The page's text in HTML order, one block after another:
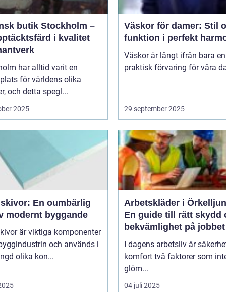
butik Stockholm –
i kvalitet
har alltid varit en
för världens olika
och detta spegl...
2025
Väskor för damer: Stil
funktion i perfekt
Väskor är långt ifrån bara en
praktisk förvaring för våra
29 september 2025
En oumbärlig
modernt byggande
är viktiga komponenter
och används i
olika kon...
Arbetskläder i
En guide till rätt skydd
bekvämlighet på jobbet
I dagens arbetsliv är
komfort två faktorer som
glöm...
04 juli 2025